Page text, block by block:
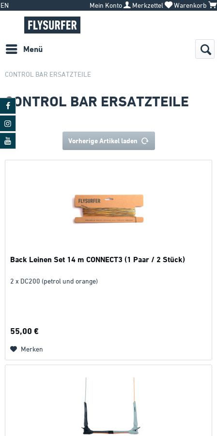
EN Mein Konto Merkzettel Warenkorb
Menü
CONTROL BAR ERSATZTEILE
CONTROL BAR ERSATZTEILE
Vorherige Artikel laden
Back Leinen Set 14 m CONNECT3 (1 Paar / 2 Stück)
2 x DC200 (petrol und orange)
55,00 €
Merken